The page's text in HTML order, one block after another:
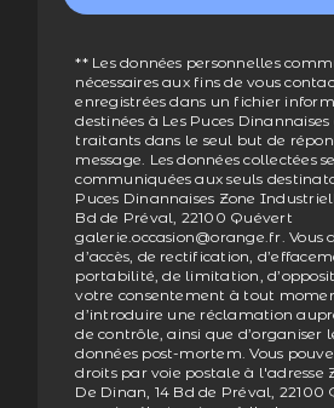
** Les données personnelles
nécessaires aux fins de vous
enregistrées dans un fichier
destinées à Les Puces Dinannaises
traitants dans le seul but de
message. Les données collectées
communiquées aux seuls
Puces Dinannaises Zone
Bd de Préval, 22100 Quévert
galerie.occasion@orange.fr. Vous
d’accès, de rectification,
portabilité, de limitation,
votre consentement à tout
d’introduire une réclamation
de contrôle, ainsi que d’organiser
données post-mortem. Vous
droits par voie postale à l'adresse
De Dinan, 14 Bd de Préval, 22100